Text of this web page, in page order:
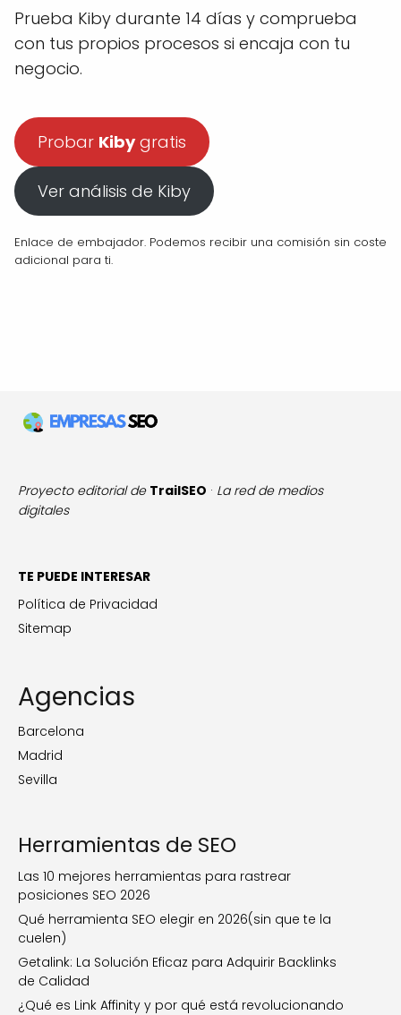
Prueba Kiby durante 14 días y comprueba
con tus propios procesos si encaja con tu
negocio.
Probar Kibygratis
Ver análisis de Kiby
Enlace de embajador. Podemos recibir una comisión sin coste
adicional para ti.
Proyecto editorial de TrailSEO · La red de medios
digitales
TE PUEDE INTERESAR
Política de Privacidad
Sitemap
Agencias
Barcelona
Madrid
Sevilla
Herramientas de SEO
Las 10 mejores herramientas para rastrear
posiciones SEO 2026
Qué herramienta SEO elegir en 2026(sin que te la
cuelen)
Getalink: La Solución Eficaz para Adquirir Backlinks
de Calidad
¿Qué es Link Affinity y por qué está revolucionando